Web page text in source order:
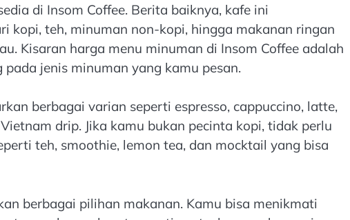
di Insom Coffee. Berita baiknya, kafe ini
kopi, teh, minuman non-kopi, hingga makanan ringan
Kisaran harga menu minuman di Insom Coffee adalah
jenis minuman yang kamu pesan.
berbagai varian seperti espresso, cappuccino, latte,
drip. Jika kamu bukan pecinta kopi, tidak perlu
teh, smoothie, lemon tea, dan mocktail yang bisa
berbagai pilihan makanan. Kamu bisa menikmati